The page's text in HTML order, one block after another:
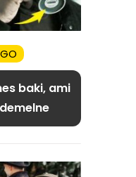
baki, ami